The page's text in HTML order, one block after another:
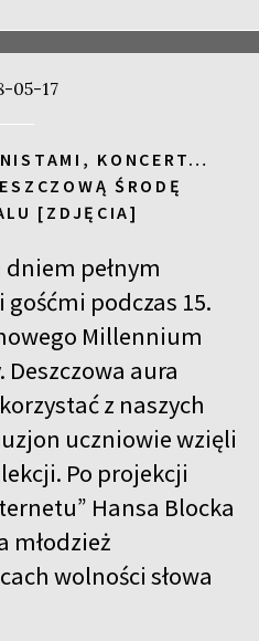
05-17
KONCERT…
ŚRODĘ
[ZDJĘCIA]
pełnym
podczas 15.
Millennium
Deszczowa aura
z naszych
uczniowie wzięli
Po projekcji
Hansa Blocka
młodzież
wolności słowa